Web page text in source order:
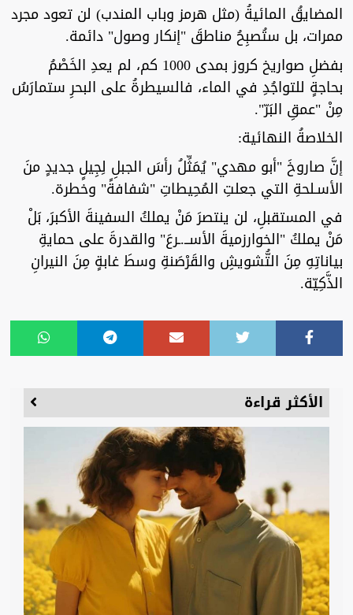
المضايقُ المائيةُ (مثل هرمز وباب المندب) لن تعود مجرد
ممرات، بل ستُصبِحُ مناطقَ "إنكار وصول" دائمة.
بفضلِ صواريخ كروز بمدى 1000 كم، لم يعدِ الخَصْمُ
بحاجةٍ للتواجُدِ في الماء، فالسيطرةُ على البحرِ ستمارَسُ
مِنْ "عمقِ البَرّ".
الخلاصةُ النهائية:
إنَّ صاروخَ "أبو مهدي" يُمَثِّلُ رأسَ الجبلِ لِجِيلٍ جديدٍ منَ
الأسـلحةِ التي جعلتِ المُحِيطاتِ "شفافةً" وخطرة.
في المستقبلِ، لن ينتصرَ مَنْ يملكُ السفينةَ الأكبرَ، بَلْ
مَنْ يملكُ "الخوارزميةَ الأســ.ـرعَ" والقدرةَ على حمايةِ
بياناتِهِ مِنَ التُّشويشِ والقَرْصَنةِ وسطَ غابةٍ مِنَ النيرانِ
الذَّكِيّة.
الأكثر قراءة